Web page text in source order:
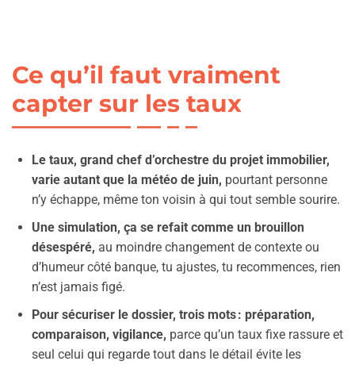
Ce qu’il faut vraiment
capter sur les taux
Le taux, grand chef d’orchestre du projet immobilier,
varie autant que la météo de juin, pourtant personne
n’y échappe, même ton voisin à qui tout semble sourire.
Une simulation, ça se refait comme un brouillon
désespéré, au moindre changement de contexte ou
d’humeur côté banque, tu ajustes, tu recommences, rien
n’est jamais figé.
Pour sécuriser le dossier, trois mots : préparation,
comparaison, vigilance, parce qu’un taux fixe rassure et
seul celui qui regarde tout dans le détail évite les